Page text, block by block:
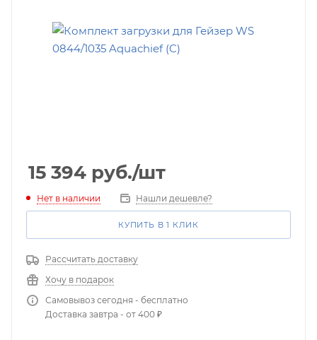
15 394 руб./шт
Нет в наличии Нашли дешевле?
КУПИТЬ В 1 КЛИК
Рассчитать доставку
Хочу в подарок
Самовывоз сегодня - бесплатно
Доставка завтра - от 400 ₽